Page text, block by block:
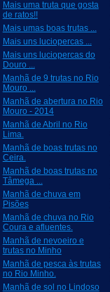
Mais uma truta que gosta
de ratos!!
Mais umas boas trutas ...
Mais uns luciopercas ...
Mais uns luciopercas do
Douro ...
Manhã de 9 trutas no Rio
Mouro ...
Manhã de abertura no Rio
Mouro - 2014
Manhã de Abril no Rio
Lima.
Manhã de boas trutas no
Ceira.
Manhã de boas trutas no
Tâmega ...
Manhã de chuva em
Pisões
Manhã de chuva no Rio
Coura e afluentes.
Manhã de nevoeiro e
trutas no Minho
Manhã de pesca às trutas
no Rio Minho.
Manhã de sol no Lindoso